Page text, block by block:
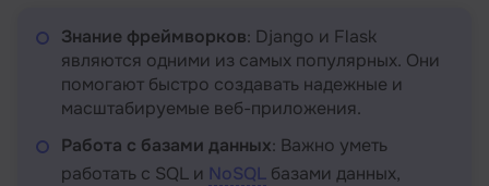
Знание фреймворков: Django и Flask
являются одними из самых популярных. Они
помогают быстро создавать надежные и
масштабируемые веб-приложения.
Работа с базами данных: Важно уметь
работать с SQL и NoSQL базами данных,